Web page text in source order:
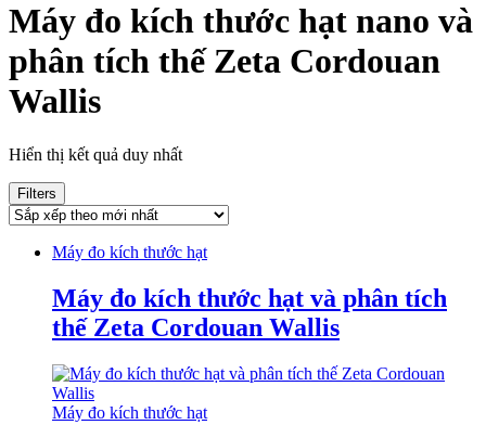
Máy đo kích thước hạt nano và
phân tích thế Zeta Cordouan
Wallis
Hiển thị kết quả duy nhất
Filters
Máy đo kích thước hạt
Máy đo kích thước hạt và phân tích
thế Zeta Cordouan Wallis
Máy đo kích thước hạt